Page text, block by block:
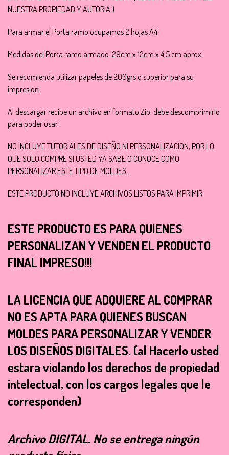
NUESTRA PROPIEDAD Y AUTORIA )
Para armar el Porta ramo ocupamos 2 hojas A4.
Medidas del Porta ramo armado: 29cm x 12cm x 4,5 cm aprox.
Se recomienda utilizar papeles de 200grs o superior para su
impresion.
Al descargar recibe un archivo en formato Zip, debe descomprimirlo
para poder usar.
NO INCLUYE TUTORIALES DE DISEÑO NI PERSONALIZACION, POR LO
QUE SOLO COMPRE SI USTED YA SABE O CONOCE COMO
PERSONALIZAR ESTE TIPO DE MOLDES.
ESTE PRODUCTO NO INCLUYE ARCHIVOS LISTOS PARA IMPRIMIR.
ESTE PRODUCTO ES PARA QUIENES
PERSONALIZAN Y VENDEN EL PRODUCTO
FINAL IMPRESO!!!
LA LICENCIA QUE ADQUIERE AL COMPRAR
NO ES APTA PARA QUIENES BUSCAN
MOLDES PARA PERSONALIZAR Y VENDER
LOS DISEÑOS DIGITALES. (al Hacerlo usted
estara violando los derechos de propiedad
intelectual, con los cargos legales que le
corresponden)
ArchivoDIGITAL. No se entrega ningún